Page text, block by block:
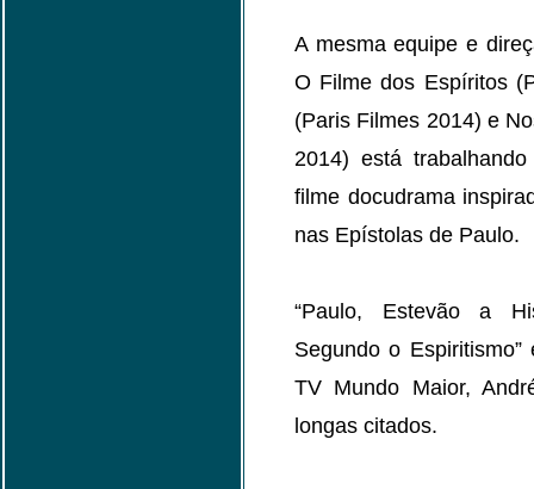
A mesma equipe e
O Filme dos Espíritos
(Paris Filmes 2014) e
2014) está
filme docudrama
nas Epístolas de Paulo.
“Paulo, Estevão a
Segundo o
TV Mundo Maior,
longas citados.